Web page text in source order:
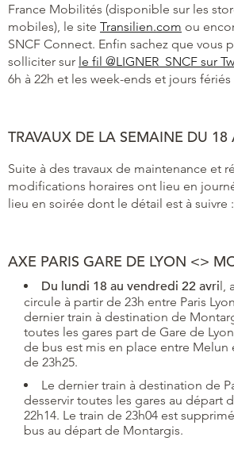
France Mobilités (disponible sur les
mobiles), le site Transilien.com ou
SNCF Connect. Enfin sachez que vous
solliciter sur le fil @LIGNER_SNCF sur
6h à 22h et les week-ends et jours fériés
TRAVAUX DE LA SEMAINE DU 18
Suite à des travaux de maintenance et
modifications horaires ont lieu en
lieu en soirée dont le détail est à suivre :
AXE PARIS GARE DE LYON <>
Du lundi 18 au vendredi 22 avril,
circule à partir de 23h entre Paris
dernier train à destination de
toutes les gares part de Gare de
de bus est mis en place entre Melun
de 23h25.
Le dernier train à destination de
desservir toutes les gares au départ
22h14. Le train de 23h04 est
bus au départ de Montargis.